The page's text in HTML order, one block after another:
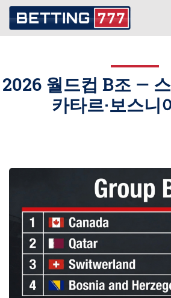
2026 월드컵 B조 — 스
카타르·보스니